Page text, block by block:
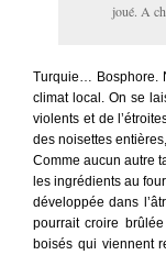
joué. A
Turquie… Bosphore.
climat local. On se
violents et de
des noisettes
Comme aucun autre
les ingrédients au
développée dans
pourrait croire
boisés qui viennent